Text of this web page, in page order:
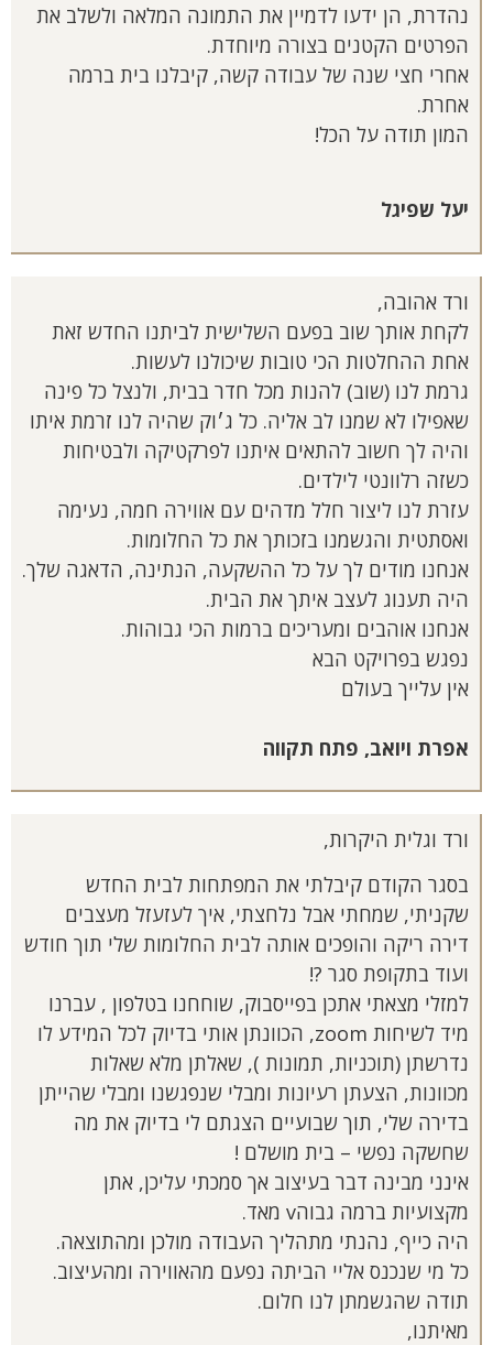
נהדרת, הן ידעו לדמיין את התמונה המלאה ולשלב את
הפרטים הקטנים בצורה מיוחדת.
אחרי חצי שנה של עבודה קשה, קיבלנו בית ברמה
אחרת.
המון תודה על הכל!
יעל שפיגל
ורד אהובה,
לקחת אותך שוב בפעם השלישית לביתנו החדש זאת
אחת ההחלטות הכי טובות שיכולנו לעשות.
גרמת לנו (שוב) להנות מכל חדר בבית, ולנצל כל פינה
שאפילו לא שמנו לב אליה. כל ג׳וק שהיה לנו זרמת איתו
והיה לך חשוב להתאים איתנו לפרקטיקה ולבטיחות
כשזה רלוונטי לילדים.
עזרת לנו ליצור חלל מדהים עם אווירה חמה, נעימה
ואסתטית והגשמנו בזכותך את כל החלומות.
אנחנו מודים לך על כל ההשקעה, הנתינה, הדאגה שלך.
היה תענוג לעצב איתך את הבית.
אנחנו אוהבים ומעריכים ברמות הכי גבוהות.
נפגש בפרויקט הבא
אין עלייך בעולם
אפרת ויואב, פתח תקווה
ורד וגלית היקרות,
בסגר הקודם קיבלתי את המפתחות לבית החדש
שקניתי, שמחתי אבל נלחצתי, איך לעזעזל מעצבים
דירה ריקה והופכים אותה לבית החלומות שלי תוך חודש
ועוד בתקופת סגר ?!
למזלי מצאתי אתכן בפייסבוק, שוחחנו בטלפון , עברנו
מיד לשיחות zoom, הכוונתן אותי בדיוק לכל המידע לו
נדרשתן (תוכניות, תמונות ), שאלתן מלא שאלות
מכוונות, הצעתן רעיונות ומבלי שנפגשנו ומבלי שהייתן
בדירה שלי, תוך שבועיים הצגתם לי בדיוק את מה
שחשקה נפשי – בית מושלם !
אינני מבינה דבר בעיצוב אך סמכתי עליכן, אתן
מקצועיות ברמה גבוהv מאד.
היה כייף, נהנתי מתהליך העבודה מולכן ומהתוצאה.
כל מי שנכנס אליי הביתה נפעם מהאווירה ומהעיצוב.
תודה שהגשמתן לנו חלום.
מאיתנו,